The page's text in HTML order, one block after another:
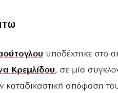
υποδέχτηκε στο
Κρεμλίδου, σε μία
καταδικαστική απόφαση